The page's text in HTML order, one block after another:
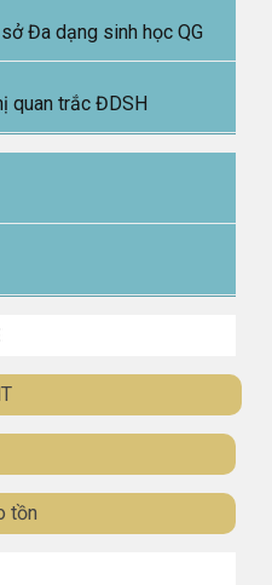
Đa dạng sinh học QG
quan trắc ĐDSH
tồn